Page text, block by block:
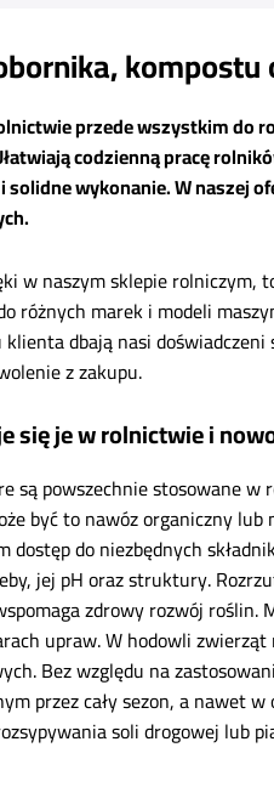
przede wszystkim do
codzienną pracę
wykonanie. W naszej
w naszym sklepie rolniczym,
różnych marek i modeli
dbają nasi
z zakupu.
się je w rolnictwie i
są powszechnie stosowane
być to nawóz organiczny
do niezbędnych
jej pH oraz struktury.
zdrowy rozwój
upraw. W hodowli
Bez względu na
przez cały sezon, a nawet
soli drogowej lub